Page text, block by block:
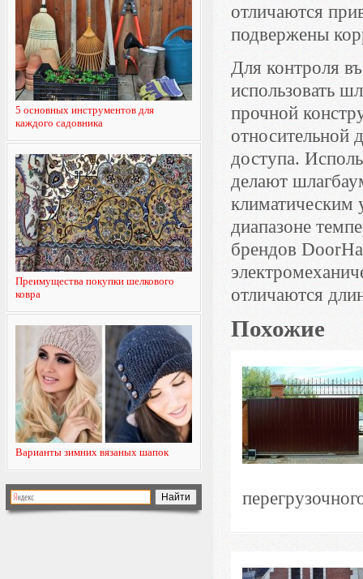
5 основных инструментов для
каждого садовника
Преимущества покупки шелкового
ковра
Варианты зимних вязаных шапок
отличаются
подвержены
Для контроля
использовать
прочной
относительной
доступа.
делают
климатическим
диапазоне
брендов
отличаются
Похожие